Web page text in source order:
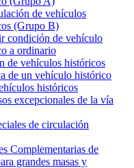
de vehículos
(Grupo B)
condición de vehículo
a ordinario
de vehículos históricos
de un vehículo histórico
históricos
excepcionales de la vía
de circulación
Complementarias de
grandes masas y